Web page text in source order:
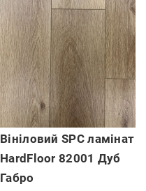
Вініловий SPC ламінат
HardFloor 82001 Дуб
Габро